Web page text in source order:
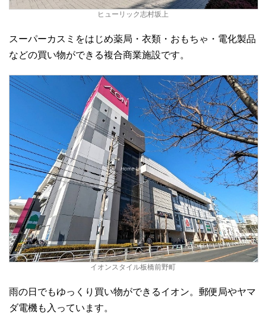
ヒューリック志村坂上
スーパーカスミをはじめ薬局・衣類・おもちゃ・電化製品
などの買い物ができる複合商業施設です。
イオンスタイル板橋前野町
雨の日でもゆっくり買い物ができるイオン。郵便局やヤマ
ダ電機も入っています。